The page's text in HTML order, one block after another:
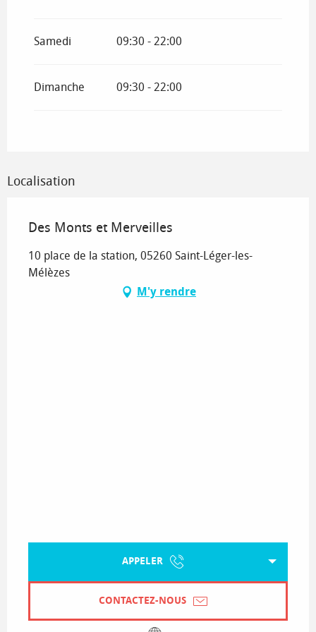
Samedi 09:30 - 22:00
Dimanche 09:30 - 22:00
Localisation
Des Monts et Merveilles
10 place de la station, 05260 Saint-Léger-les-
Mélèzes
M'y rendre
APPELER
CONTACTEZ-NOUS